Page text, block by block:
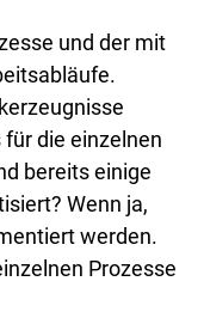
und der mit
die einzelnen
bereits einige
Wenn ja,
werden.
Prozesse